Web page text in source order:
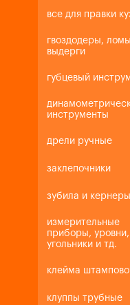
все для правки
гвоздодеры,
выдерги
губцевый
инструменты
дрели ручные
заклепочники
зубила и кернеры
измерительные
приборы, уровни,
угольники и тд.
клейма
клуппы трубные